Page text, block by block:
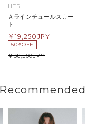
HER.
Ａラインチュールスカー
ト
19,250JPY
50%OFF
38,500JPY
Recommended